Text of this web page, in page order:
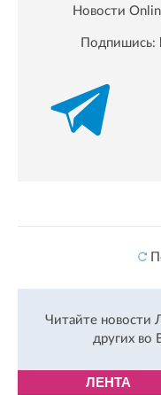
Новости
Подпишись:
Читайте новости
других во
ЛЕНТА